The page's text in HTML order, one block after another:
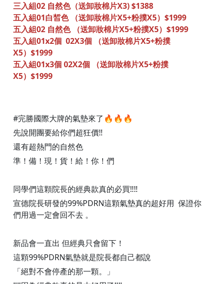
三入組02 自然色（送卸妝棉片X3) $1388
五入組01白皙色 （送卸妝棉片X5+粉撲X5）$1999
五入組02 自然色 （送卸妝棉片X5+粉撲X5）$1999
五入組01x2個 02X3個 （送卸妝棉片X5+粉撲
X5）$1999
五入組01x3個 02X2個 （送卸妝棉片X5+粉撲
X5）$1999
#完勝國際大牌的氣墊來了🔥🔥🔥
先說開團要給你們超狂價‼️
還有超熱門的自然色
準！備！現！貨！給！你！們
同學們這顆院長的經典款真的必買‼️‼️
宣德院長研發的99%PDRN這顆氣墊真的超好用 保證你
們用過一定會回不去 。
新品會一直出 但經典只會留下！
這顆99%PDRN氣墊就是院長都自己都說
「絕對不會停產的那一顆。」